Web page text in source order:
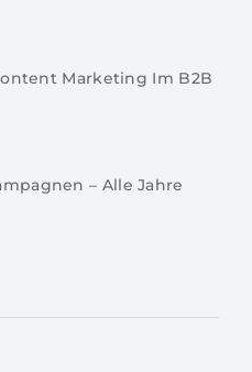
Marketing Im B2B
– Alle Jahre